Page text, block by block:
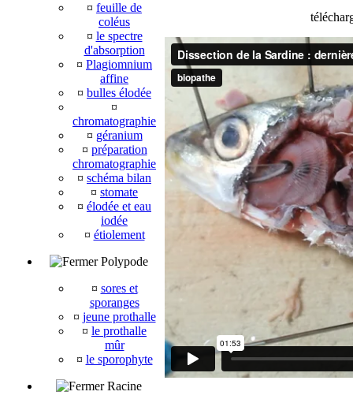
¤ feuille de
coléus
¤ le spectre
d'absorption
¤ Plagiomnium
affine
¤ bulles élodée
¤
chromatographie
¤ géranium
¤ préparation
chromatographie
¤ schéma bilan
¤ stomate
¤ élodée et eau
iodée
¤ étiolement
Polypode
¤ sores et
sporanges
¤ jeune prothalle
¤ le prothalle
mûr
¤ le sporophyte
Racine